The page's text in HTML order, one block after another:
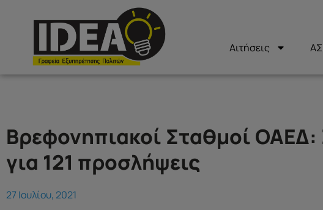
Αιτήσεις
Βρεφονηπιακοί Σταθμοί ΟΑΕΔ:
για 121 προσλήψεις
27 Ιουλίου, 2021